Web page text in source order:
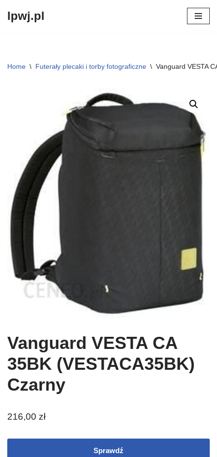
lpwj.pl
Home \ Futerały plecaki i torby fotograficzne \ Vanguard VESTA
Vanguard VESTA CA
35BK (VESTACA35BK)
Czarny
216,00 zł
Sprawdź